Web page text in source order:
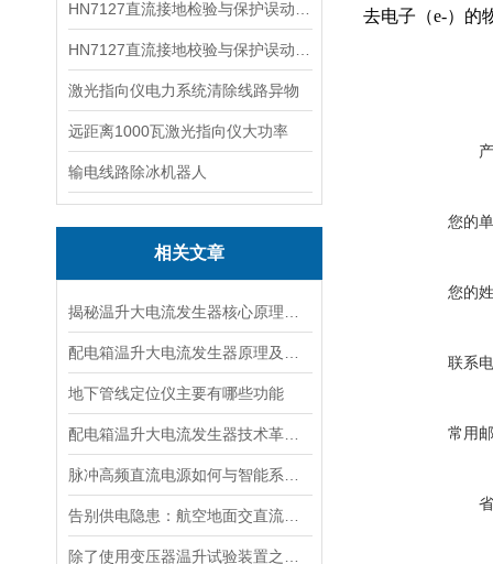
激光指向仪电力系统清除线路异物
远距离1000瓦激光指向仪大功率
输电线路除冰机器人
相关文章
地下管线定位仪主要有哪些功能
去电子（e-）的
您的
您的
联系
常用